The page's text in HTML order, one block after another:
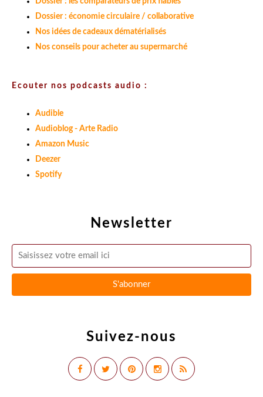
Newsletter
Suivez-nous
Dossier : économie circulaire / collaborative
Nos idées de cadeaux dématérialisés
Nos conseils pour acheter au supermarché
Ecouter nos podcasts audio :
Audible
Audioblog - Arte Radio
Amazon Music
Deezer
Spotify